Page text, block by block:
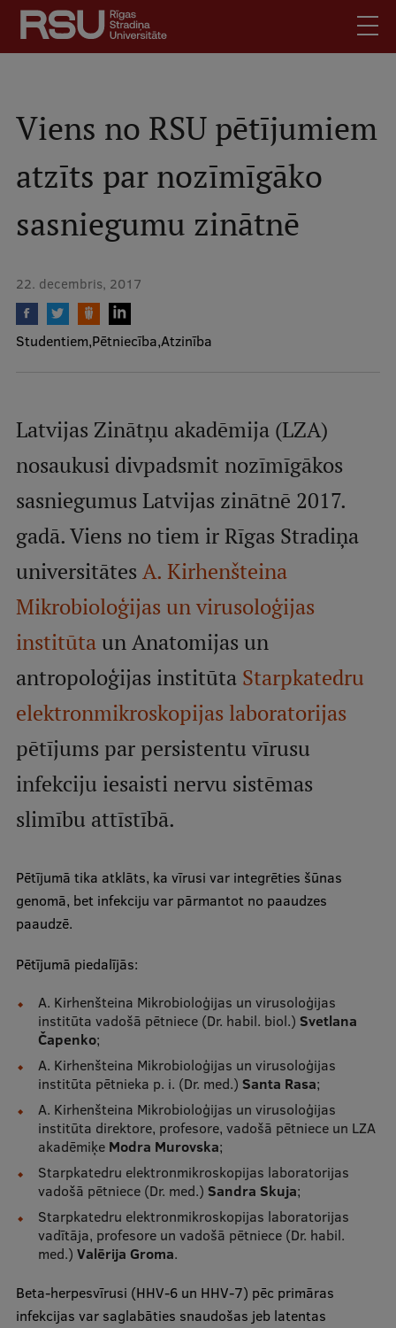
Pārlekt
galveno
saturu
augšējā
izvēlne
Studentiem
Absolventiem
Darbiniekiem
Darba devējiem
Bibliotēka
Kontakti
Mobile
galvenā
izvēlne
Studiju iespējas
Pamatstudiju programmas
Rezidentūra
Uzņemšana
Praktiska informācija
Par RSU
Studiju norises vietas
Fakultātes
Stratēģija
Struktūra
Vēsture un tradīcijas
Identitāte
RSU fonds
Aula
Muzeji un ekspozīcijas
Ģerbonis
Projekti
Reitingi
Virtuālā tūre
Viens no RSU pētījumiem
atzīts par nozīmīgāko
sasniegumu zinātnē
22. decembris, 2017
Studentiem Pētniecība Atzinība
Latvijas Zinātņu akadēmija (LZA)
nosaukusi divpadsmit nozīmīgākos
sasniegumus Latvijas zinātnē 2017.
gadā. Viens no tiem ir Rīgas Stradiņa
universitātes A. Kirhenšteina
Mikrobioloģijas un virusoloģijas
institūtaun Anatomijas un
antropoloģijas institūta Starpkatedru
elektronmikroskopijas laboratorijas
pētījums par persistentu vīrusu
infekciju iesaisti nervu sistēmas
slimību attīstībā.
Pētījumā tika atklāts, ka vīrusi var integrēties šūnas
genomā, bet infekciju var pārmantot no paaudzes
paaudzē.
Pētījumā piedalījās:
A. Kirhenšteina Mikrobioloģijas un virusoloģijas
institūta vadošā pētniece (Dr. habil. biol.) Svetlana
Čapenko;
A. Kirhenšteina Mikrobioloģijas un virusoloģijas
institūta pētnieka p. i. (Dr. med.) Santa Rasa;
A. Kirhenšteina Mikrobioloģijas un virusoloģijas
institūta direktore, profesore, vadošā pētniece un LZA
akadēmiķe Modra Murovska;
Starpkatedru elektronmikroskopijas laboratorijas
vadošā pētniece (Dr. med.) Sandra Skuja;
Starpkatedru elektronmikroskopijas laboratorijas
vadītāja, profesore un vadošā pētniece (Dr. habil.
med.) Valērija Groma.
Beta-herpesvīrusi (HHV-6 un HHV-7) pēc primāras
infekcijas var saglabāties snaudošas jeb latentas